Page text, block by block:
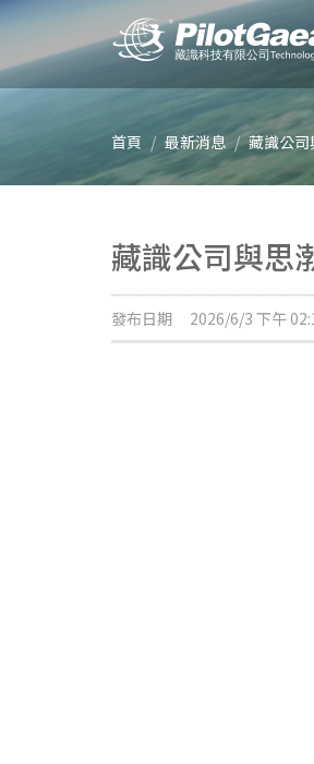
首頁 最新消息 藏識公
藏識公司與思
發布日期 2026/6/3 下午